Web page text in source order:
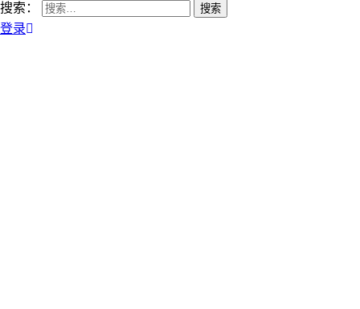
搜索：
登录